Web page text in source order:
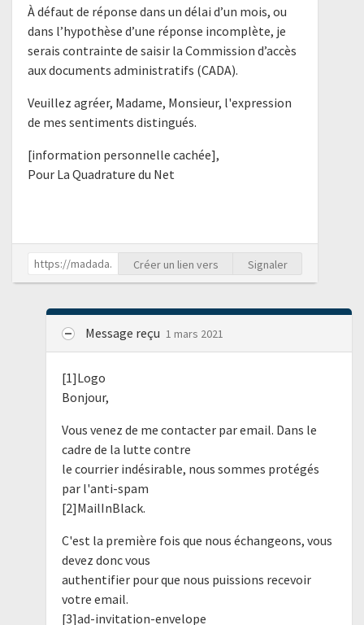
À défaut de réponse dans un délai d’un mois, ou
dans l’hypothèse d’une réponse incomplète, je
serais contrainte de saisir la Commission d’accès
aux documents administratifs (CADA).
Veuillez agréer, Madame, Monsieur, l'expression
de mes sentiments distingués.
[information personnelle cachée],
Pour La Quadrature du Net
Créer un lien vers Signaler
Message reçu 1 mars 2021
[1]Logo
Bonjour,
Vous venez de me contacter par email. Dans le
cadre de la lutte contre
le courrier indésirable, nous sommes protégés
par l'anti-spam
[2]MailInBlack.
C'est la première fois que nous échangeons, vous
devez donc vous
authentifier pour que nous puissions recevoir
votre email.
[3]ad-invitation-envelope